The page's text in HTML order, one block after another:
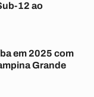
12 ao
em 2025 com
Grande